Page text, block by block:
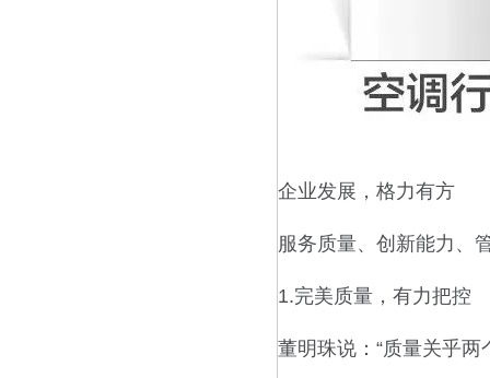
企业发展，格力有方
服务质量、创新能力、
1.完美质量，有力把控
董明珠说：“质量关乎